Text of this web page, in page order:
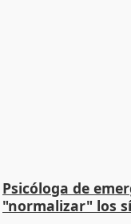
Psicóloga de
"normalizar" los